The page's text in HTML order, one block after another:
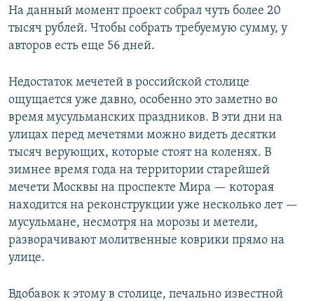
На данный момент проект собрал чуть более 20
тысяч рублей. Чтобы собрать требуемую сумму, у
авторов есть еще 56 дней.
Недостаток мечетей в российской столице
ощущается уже давно, особенно это заметно во
время мусульманских праздников. В эти дни на
улицах перед мечетями можно видеть десятки
тысяч верующих, которые стоят на коленях. В
зимнее время года на территории старейшей
мечети Москвы на проспекте Мира — которая
находится на реконструкции уже несколько лет —
мусульмане, несмотря на морозы и метели,
разворачивают молитвенные коврики прямо на
улице.
Вдобавок к этому в столице, печально известной